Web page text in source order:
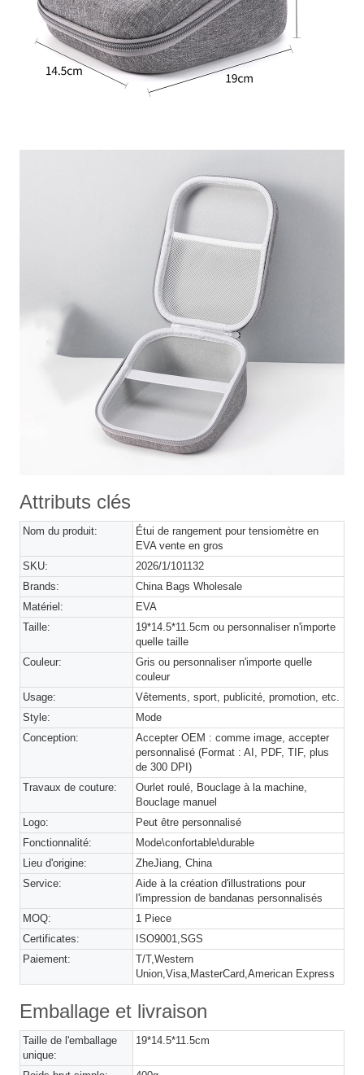
Attributs clés
Nom du produit:
Étui de rangement pour tensiomètre en
EVA vente en gros
SKU:
2026/1/101132
Brands:
China Bags Wholesale
Matériel:
EVA
Taille:
19*14.5*11.5cm ou personnaliser n'importe
quelle taille
Couleur:
Gris ou personnaliser n'importe quelle
couleur
Usage:
Vêtements, sport, publicité, promotion, etc.
Style:
Mode
Conception:
Accepter OEM : comme image, accepter
personnalisé (Format : AI, PDF, TIF, plus
de 300 DPI)
Travaux de couture:
Ourlet roulé, Bouclage à la machine,
Bouclage manuel
Logo:
Peut être personnalisé
Fonctionnalité:
Mode\confortable\durable
Lieu d'origine:
ZheJiang, China
Service:
Aide à la création d'illustrations pour
l'impression de bandanas personnalisés
MOQ:
1 Piece
Certificates:
ISO9001,SGS
Paiement:
T/T,Western
Union,Visa,MasterCard,American Express
Emballage et livraison
Taille de l'emballage
unique:
19*14.5*11.5cm